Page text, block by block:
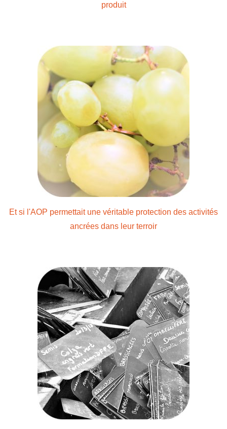
produit
Et si l'AOP permettait une véritable protection des activités
ancrées dans leur terroir